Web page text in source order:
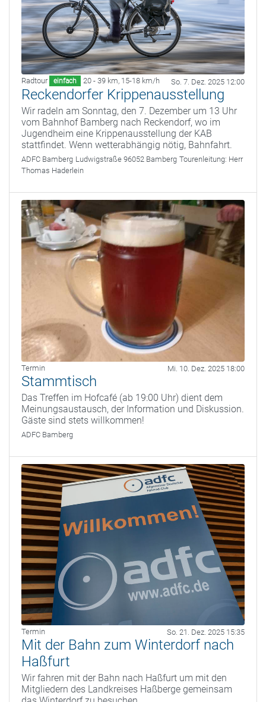
Radtour einfach 20 - 39 km, 15-18 km/h So. 7. Dez. 2025 12:00
Reckendorfer Krippenausstellung
Wir radeln am Sonntag, den 7. Dezember um 13 Uhr
vom Bahnhof Bamberg nach Reckendorf, wo im
Jugendheim eine Krippenausstellung der KAB
stattfindet. Wenn wetterabhängig nötig, Bahnfahrt.
ADFC Bamberg Ludwigstraße 96052 Bamberg Tourenleitung: Herr
Thomas Haderlein
Termin Mi. 10. Dez. 2025 18:00
Stammtisch
Das Treffen im Hofcafé (ab 19:00 Uhr) dient dem
Meinungsaustausch, der Information und Diskussion.
Gäste sind stets willkommen!
ADFC Bamberg
Termin So. 21. Dez. 2025 15:35
Mit der Bahn zum Winterdorf nach
Haßfurt
Wir fahren mit der Bahn nach Haßfurt um mit den
Mitgliedern des Landkreises Haßberge gemeinsam